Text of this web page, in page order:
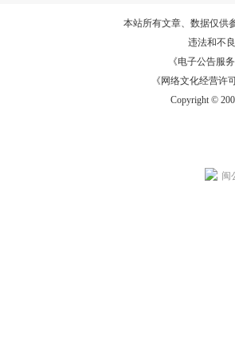
本站所有文章、数据仅供
违法和不
《电子公告服务
《网络文化经营许
Copyright ©
闽